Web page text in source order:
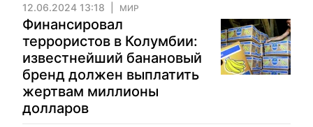
12.06.2024 13:18 МИР
Финансировал
террористов в Колумбии:
известнейший банановый
бренд должен выплатить
жертвам миллионы
долларов